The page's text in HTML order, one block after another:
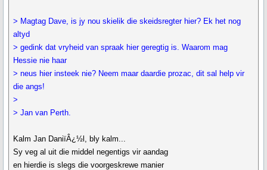
> Magtag Dave, is jy nou skielik die skeidsregter hier? Ek het nog
altyd
> gedink dat vryheid van spraak hier geregtig is. Waarom mag
Hessie nie haar
> neus hier insteek nie? Neem maar daardie prozac, dit sal help vir
die angs!
>
> Jan van Perth.
Kalm Jan DaniïÂ¿½l, bly kalm...
Sy veg al uit die middel negentigs vir aandag
en hierdie is slegs die voorgeskrewe manier